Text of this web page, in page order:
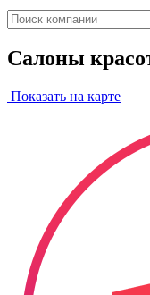
Салоны
Показать на карте